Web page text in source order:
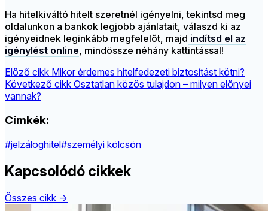
Ha hitelkiváltó hitelt szeretnél igényelni, tekintsd meg
oldalunkon a bankok legjobb ajánlatait, válaszd ki az
igényeidnek leginkább megfelelőt, majd indítsd el az
igénylést online, mindössze néhány kattintással!
Előző cikk Mikor érdemes hitelfedezeti biztosítást kötni?
Következő cikk Osztatlan közös tulajdon – milyen előnyei
vannak?
Címkék:
#jelzáloghitel#személyi kölcsön
Kapcsolódó cikkek
Összes cikk →